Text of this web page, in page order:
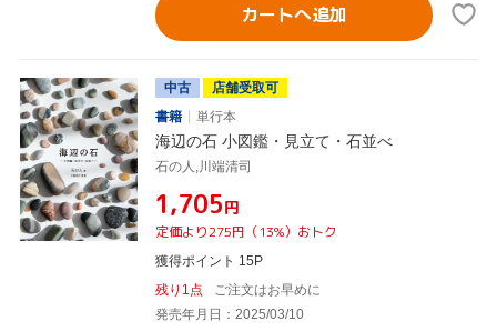
カートへ追加
中古
店舗受取可
書籍
単行本
海辺の石 小図鑑・見立て・石並べ
石の人,川端清司
¥1,705円
定価より275円（13%）おトク
獲得ポイント 15P
残り1点
ご注文はお早めに
発売年月日：2025/03/10